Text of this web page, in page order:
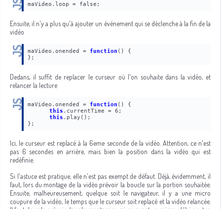
Ensuite, il n'y a plus qu'à ajouter un événement qui se déclenche à la fin de la
vidéo
maVideo.onended = function () {
Dedans, il suffit de replacer le curseur où l'on souhaite dans la vidéo, et
relancer la lecture
maVideo.onended = function () {
this .currentTime = 6;
this
Ici, le curseur est replacé à la 6eme seconde de la vidéo. Attention, ce n'est
pas 6 secondes en arrière, mais bien la position dans la vidéo qui est
redéfinie.
Si l'astuce est pratique, elle n'est pas exempt de défaut. Déjà, évidemment, il
faut, lors du montage de la vidéo prévoir la boucle sur la portion souhaitée.
Ensuite, malheureusement, quelque soit le navigateur, il y a une micro
coupure de la vidéo, le temps que le curseur soit replacé et la vidéo relancée.